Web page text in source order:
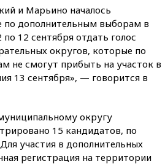
и Марьино началось
по дополнительным выборам в
12 сентября отдать голос
округов, которые по
не смогут прибыть на участок в
13 сентября», — говорится в
округу
15 кандидатов, по
участия в дополнительных
регистрация на территории